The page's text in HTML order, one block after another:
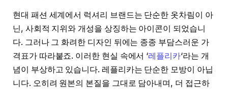
현대 패션 세계에서 럭셔리 브랜드는 단순한 옷차림이 아
닌, 사회적 지위와 개성을 상징하는 아이콘이 되었습니
다. 그러나 그 화려한 디자인 뒤에는 종종 부담스러운 가
격표가 따라붙죠. 이러한 현실 속에서 ‘레플리카‘라는 개
념이 부상하고 있습니다. 레플리카는 단순한 모방이 아닙
니다. 오히려 원본의 본질을 그대로 담아내며, 더 접근하